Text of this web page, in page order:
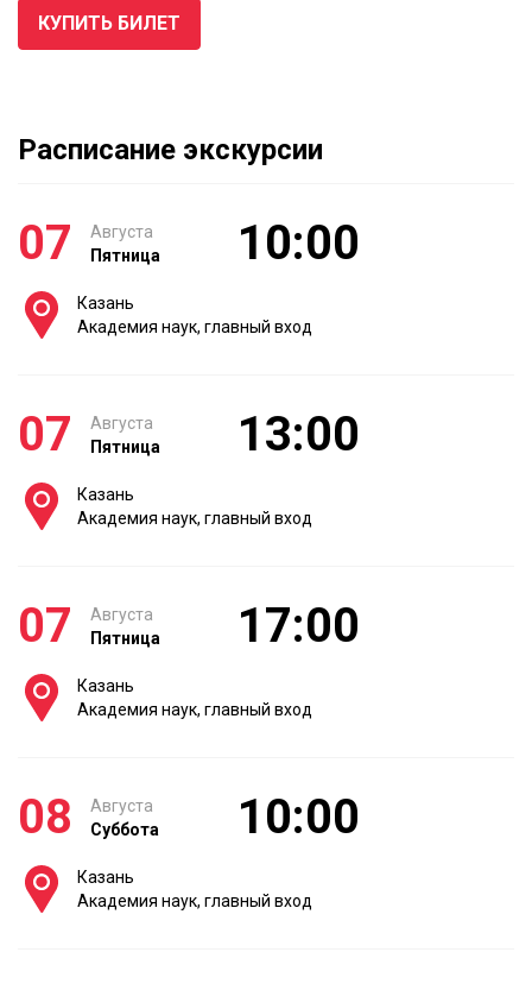
КУПИТЬ БИЛЕТ
Расписание экскурсии
07
Августа
Пятница
10:00
Казань
Академия наук, главный вход
07
Августа
Пятница
13:00
Казань
Академия наук, главный вход
07
Августа
Пятница
17:00
Казань
Академия наук, главный вход
08
Августа
Суббота
10:00
Казань
Академия наук, главный вход